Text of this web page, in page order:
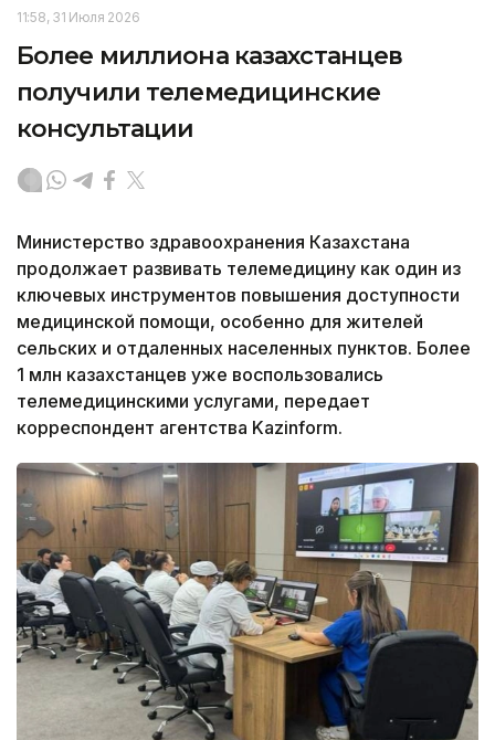
11:58, 31 Июля 2026
Более миллиона казахстанцев
получили телемедицинские
консультации
Министерство здравоохранения Казахстана
продолжает развивать телемедицину как один из
ключевых инструментов повышения доступности
медицинской помощи, особенно для жителей
сельских и отдаленных населенных пунктов. Более
1 млн казахстанцев уже воспользовались
телемедицинскими услугами, передает
корреспондент агентства Kazinform.